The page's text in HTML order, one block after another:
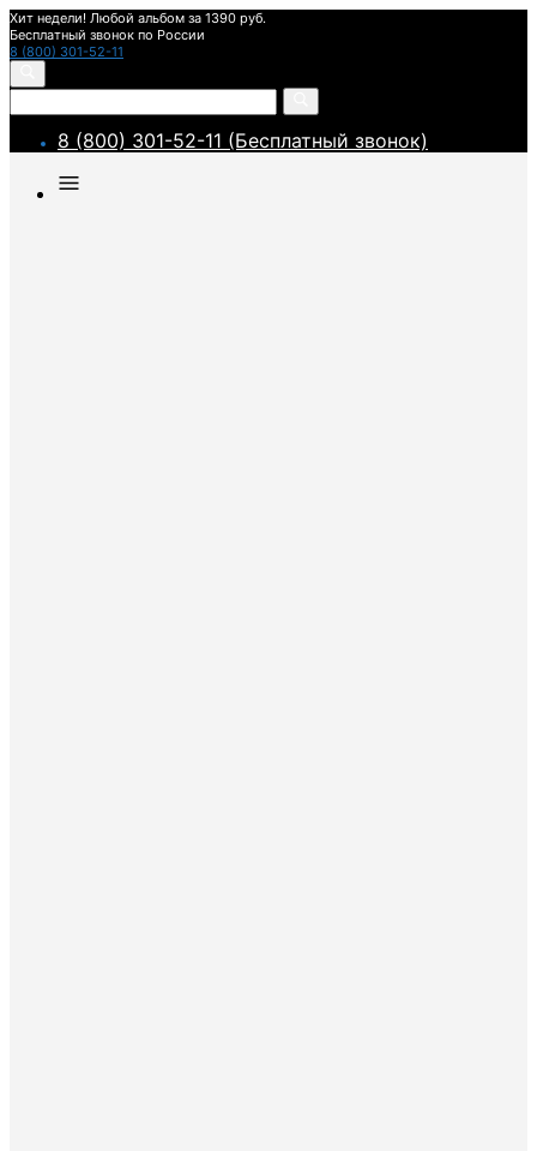
Хит недели! Любой альбом за 1390 руб.
Бесплатный звонок по России
8 (800) 301-52-11
8 (800) 301-52-11 (Бесплатный звонок)